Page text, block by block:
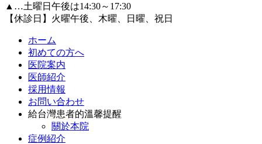
▲…土曜日午後は14:30～17:30
【休診日】火曜午後、木曜、日曜、祝日
ホーム
初めての方へ
医院案内
医師紹介
採用情報
お問い合わせ
給台灣患者的溫馨提醒
關於本院
症例紹介